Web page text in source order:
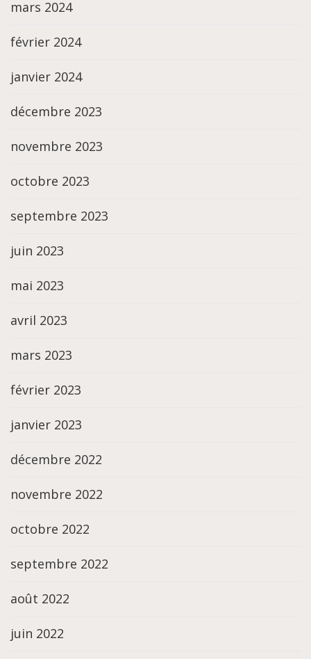
mars 2024
février 2024
janvier 2024
décembre 2023
novembre 2023
octobre 2023
septembre 2023
juin 2023
mai 2023
avril 2023
mars 2023
février 2023
janvier 2023
décembre 2022
novembre 2022
octobre 2022
septembre 2022
août 2022
juin 2022